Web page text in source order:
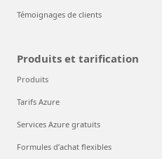
Témoignages de clients
Produits et tarification
Produits
Tarifs Azure
Services Azure gratuits
Formules d’achat flexibles